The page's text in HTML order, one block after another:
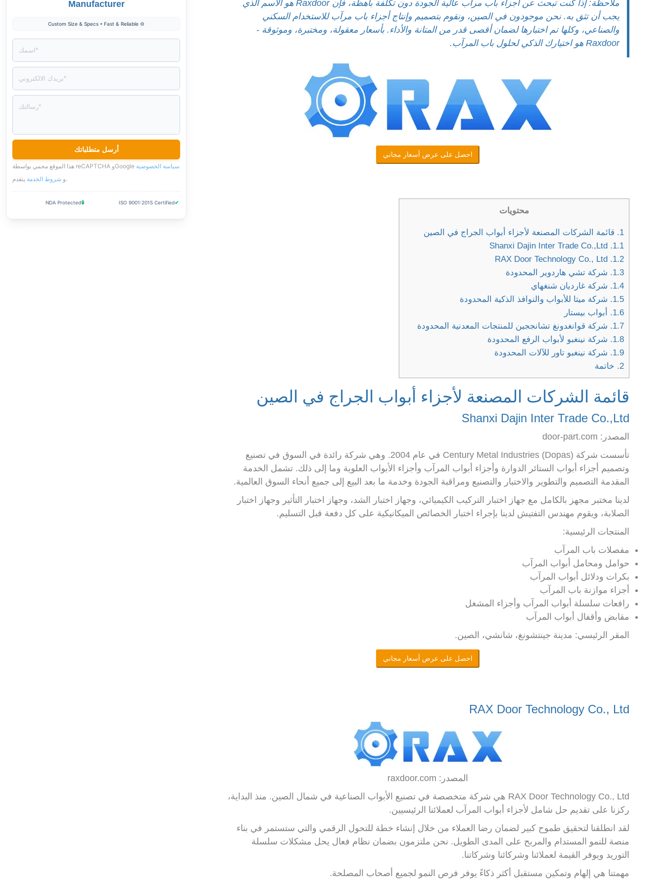
ملاحظة: إذا كنت تبحث عن أجزاء باب مرآب عالية الجودة دون تكلفة باهظة، فإن Raxdoor هو الاسم الذي
يجب أن تثق به. نحن موجودون في الصين، ونقوم بتصميم وإنتاج أجزاء باب مرآب للاستخدام السكني
والصناعي، وكلها تم اختبارها لضمان أقصى قدر من المتانة والأداء. بأسعار معقولة، ومختبرة، وموثوقة -
Raxdoor هو اختيارك الذكي لحلول باب المرآب.
احصل على عرض أسعار مجاني
محتويات
1.
قائمة الشركات المصنعة لأجزاء أبواب الجراج في الصين
1.1.
1.2.
1.3.
شركة تشي هاردوير المحدودة
1.4.
شركة غارديان شنغهاي
1.5.
شركة ميتا للأبواب والنوافذ الذكية المحدودة
1.6.
أبواب بيستار
1.7.
شركة قوانغدونغ تشانججين للمنتجات المعدنية المحدودة
1.8.
شركة نينغبو لأبواب الرفع المحدودة
1.9.
شركة نينغبو تاور للآلات المحدودة
2.
خاتمة
قائمة الشركات المصنعة لأجزاء أبواب الجراج في الصين
Shanxi Dajin Inter Trade Co.,Ltd
المصدر: door-part.com
تأسست شركة Century Metal Industries (Dopas) في عام 2004. وهي شركة رائدة في السوق في تصنيع
وتصميم أجزاء أبواب الستائر الدوارة وأجزاء أبواب المرآب وأجزاء الأبواب العلوية وما إلى ذلك. تشمل الخدمة
المقدمة التصميم والتطوير والاختبار والتصنيع ومراقبة الجودة وخدمة ما بعد البيع إلى جميع أنحاء السوق العالمية.
لدينا مختبر مجهز بالكامل مع جهاز اختبار التركيب الكيميائي، وجهاز اختبار الشد، وجهاز اختبار التأثير وجهاز اختبار
الصلابة، ويقوم مهندس التفتيش لدينا بإجراء اختبار الخصائص الميكانيكية على كل دفعة قبل التسليم.
المنتجات الرئيسية:
مفصلات باب المرآب
حوامل ومحامل أبواب المرآب
بكرات ودلائل أبواب المرآب
أجزاء موازنة باب المرآب
رافعات سلسلة أبواب المرآب وأجزاء المشغل
مقابض وأقفال أبواب المرآب
المقر الرئيسي: مدينة جينتشونغ، شانشي، الصين.
احصل على عرض أسعار مجاني
RAX Door Technology Co., Ltd
المصدر: raxdoor.com
RAX Door Technology Co., Ltd هي شركة متخصصة في تصنيع الأبواب الصناعية في شمال الصين. منذ البداية،
ركزنا على تقديم حل شامل لأجزاء أبواب المرآب لعملائنا الرئيسيين.
لقد انطلقنا لتحقيق طموح كبير لضمان رضا العملاء من خلال إنشاء خطة للتحول الرقمي والتي ستستمر في بناء
منصة للنمو المستدام والمربح على المدى الطويل. نحن ملتزمون بضمان نظام فعال يحل مشكلات سلسلة
التوريد ويوفر القيمة لعملائنا وشركائنا وشركاتنا.
مهمتنا هي إلهام وتمكين مستقبل أكثر ذكاءً يوفر فرص النمو لجميع أصحاب المصلحة.
Manufacturer
⚙️ Custom Size & Specs • Fast & Reliable
هذا الموقع محمي بواسطة reCAPTCHA وGoogle سياسة الخصوصية
و شروط الخدمة يتقدم .
✔
ISO 9001:2015 Certified
🔒
NDA Protected